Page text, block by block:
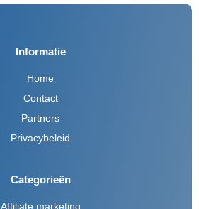
Informatie
Home
Contact
Partners
Privacybeleid
Categorieën
Affiliate marketing